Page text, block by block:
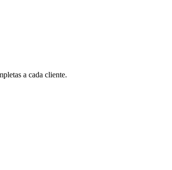
a cada cliente.